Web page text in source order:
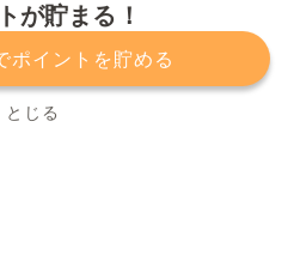
が貯まる！
ポイントを貯める
とじる
利用規約
運営会社
合わせ